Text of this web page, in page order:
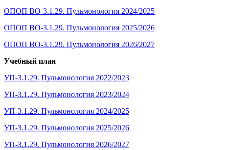
ОПОП ВО-3.1.29. Пульмонология 2024/2025
ОПОП ВО-3.1.29. Пульмонология 2025/2026
ОПОП ВО-3.1.29. Пульмонология 2026/2027
Учебный план
УП-3.1.29. Пульмонология 2022/2023
УП-3.1.29. Пульмонология 2023/2024
УП-3.1.29. Пульмонология 2024/2025
УП-3.1.29. Пульмонология 2025/2026
УП-3.1.29. Пульмонология 2026/2027